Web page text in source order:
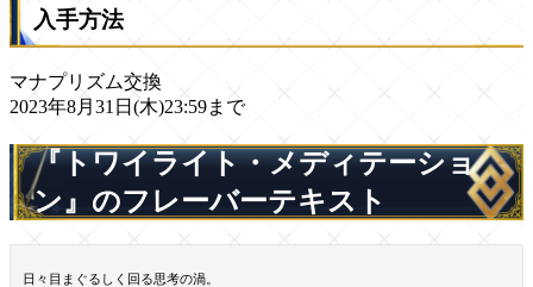
入手方法
マナプリズム交換
2023年8月31日(木)23:59まで
『トワイライト・メディテーショ
ン』のフレーバーテキスト
日々目まぐるしく回る思考の渦。